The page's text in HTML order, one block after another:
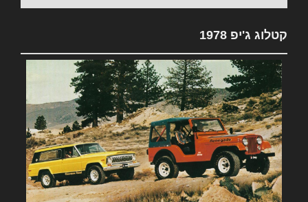
קטלוג ג'יפ 1978